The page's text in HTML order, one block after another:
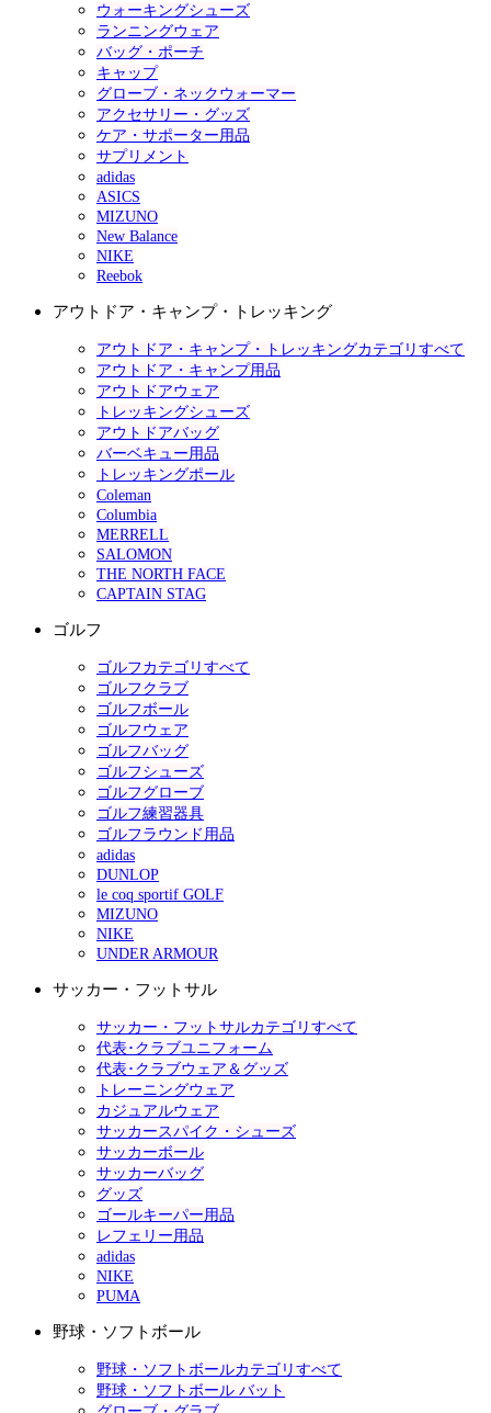
ウォーキングシューズ
ランニングウェア
バッグ・ポーチ
キャップ
グローブ・ネックウォーマー
アクセサリー・グッズ
ケア・サポーター用品
サプリメント
adidas
ASICS
MIZUNO
New Balance
NIKE
Reebok
アウトドア・キャンプ・トレッキング
アウトドア・キャンプ・トレッキングカテゴリすべて
アウトドア・キャンプ用品
アウトドアウェア
トレッキングシューズ
アウトドアバッグ
バーベキュー用品
トレッキングポール
Coleman
Columbia
MERRELL
SALOMON
THE NORTH FACE
CAPTAIN STAG
ゴルフ
ゴルフカテゴリすべて
ゴルフクラブ
ゴルフボール
ゴルフウェア
ゴルフバッグ
ゴルフシューズ
ゴルフグローブ
ゴルフ練習器具
ゴルフラウンド用品
adidas
DUNLOP
le coq sportif GOLF
MIZUNO
NIKE
UNDER ARMOUR
サッカー・フットサル
サッカー・フットサルカテゴリすべて
代表･クラブユニフォーム
代表･クラブウェア＆グッズ
トレーニングウェア
カジュアルウェア
サッカースパイク・シューズ
サッカーボール
サッカーバッグ
グッズ
ゴールキーパー用品
レフェリー用品
adidas
NIKE
PUMA
野球・ソフトボール
野球・ソフトボールカテゴリすべて
野球・ソフトボール バット